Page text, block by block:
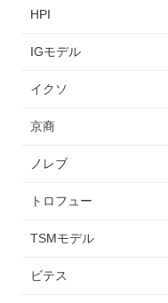
HPI
IGモデル
イクソ
京商
ノレブ
トロフュー
TSMモデル
ビテス